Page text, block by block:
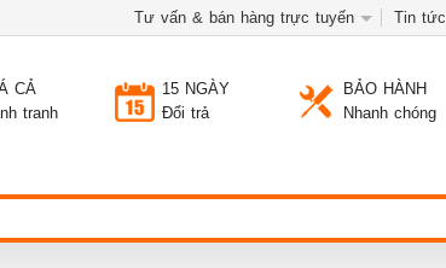
Tư vấn & bán hàng trực tuyến Tin tức
CẢ
tranh
15 NGÀY
Đổi trả
BẢO HÀNH
Nhanh chóng